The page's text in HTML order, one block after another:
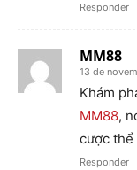
Responder
MM88
13 de
Khám
MM88,
cược thể
Responder